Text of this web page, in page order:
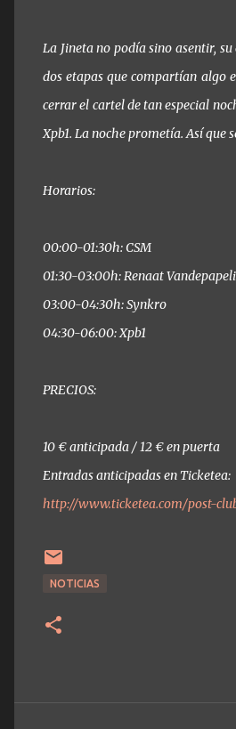
La Jineta no podía sino asentir,
dos etapas que compartían algo
cerrar el cartel de tan especial
Xpb1. La noche prometía. Así que
Horarios:
00:00-01:30h: CSM
01:30-03:00h: Renaat
03:00-04:30h: Synkro
04:30-06:00: Xpb1
PRECIOS:
10 € anticipada / 12 € en puerta
Entradas anticipadas en Ticketea:
http://www.ticketea.com/post-
NOTICIAS